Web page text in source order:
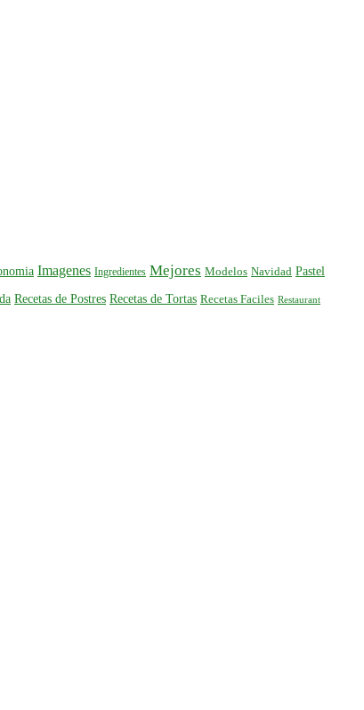
Imagenes Ingredientes Mejores Modelos Navidad Pastel
Recetas de Postres Recetas de Tortas Recetas Faciles Restaurant